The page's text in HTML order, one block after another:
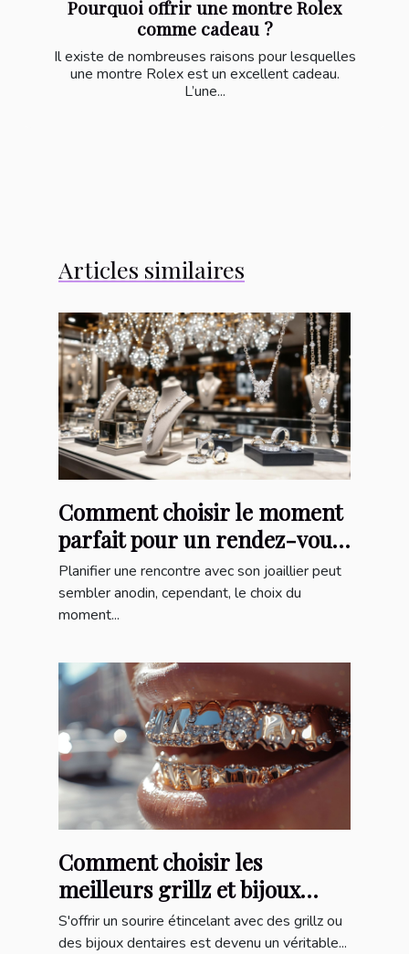
Pourquoi offrir une montre Rolex
comme cadeau ?
Il existe de nombreuses raisons pour lesquelles
une montre Rolex est un excellent cadeau.
L’une...
Articles similaires
Comment choisir le moment
parfait pour un rendez-vous
avec votre joaillier ?
Planifier une rencontre avec son joaillier peut
sembler anodin, cependant, le choix du
moment...
Comment choisir les
meilleurs grillz et bijoux
dentaires pour votre style
S'offrir un sourire étincelant avec des grillz ou
des bijoux dentaires est devenu un véritable...